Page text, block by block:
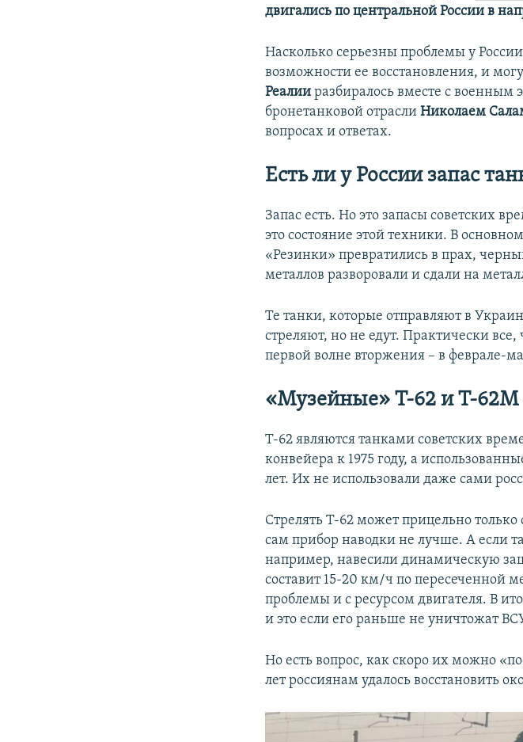
двигались по центральной России в
Насколько серьезны проблемы у
возможности ее восстановления, и
Реалииразбиралось вместе с военным
бронетанковой отрасли Николаем
вопросах и ответах.
Есть ли у России запас
Запас есть. Но это запасы советских
это состояние этой техники. В
«Резинки» превратились в прах,
металлов разворовали и сдали на
Те танки, которые отправляют в
стреляют, но не едут. Практически
первой волне вторжения – в феврале-
«Музейные» Т-62 и Т-62М
Т-62 являются танками советских
конвейера к 1975 году, а
лет. Их не использовали даже сами
Стрелять Т-62 может прицельно только
сам прибор наводки не лучше. А если
например, навесили динамическую
составит 15-20 км/ч по пересеченной
проблемы и с ресурсом двигателя. В
и это если его раньше не уничтожат
Но есть вопрос, как скоро их можно
лет россиянам удалось восстановить